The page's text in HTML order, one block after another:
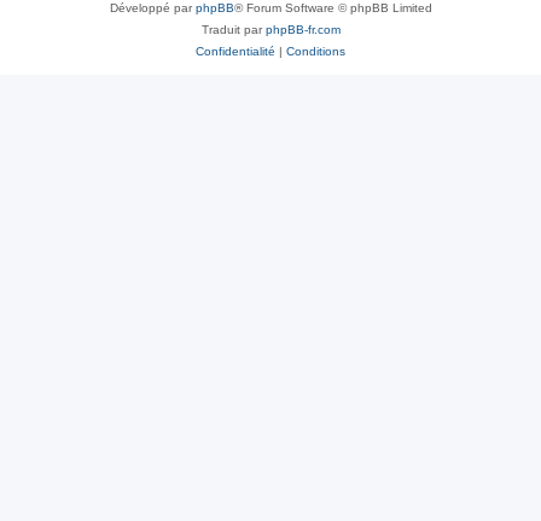
Développé parphpBB® Forum Software © phpBB Limited
Traduit parphpBB-fr.com
Confidentialité | Conditions